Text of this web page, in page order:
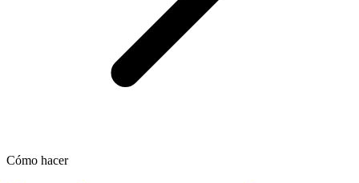
Cómo hacer